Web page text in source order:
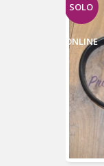
SOLO
ONLINE